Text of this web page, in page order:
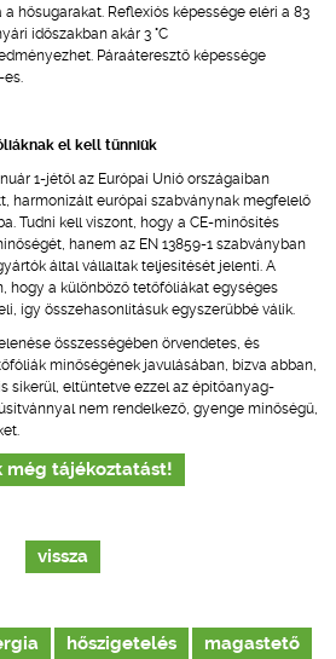
hősugarakat. Reflexiós képessége eléri a 83
időszakban akár 3 °C
Páraáteresztő képessége
es.
el kell tűnniük
1-jétől az Európai Unió országaiban
harmonizált európai szabványnak megfelelő
Tudni kell viszont, hogy a CE-minősítés
hanem az EN 13859-1 szabványban
által vállaltak teljesítését jelenti. A
hogy a különböző tetőfóliákat egységes
így összehasonlításuk egyszerűbbé válik.
összességében örvendetes, és
minőségének javulásában, bízva abban,
sikerül, eltüntetve ezzel az építőanyag-
nem rendelkező, gyenge minőségű,
még tájékoztatást!
vissza
hőszigetelés magastető